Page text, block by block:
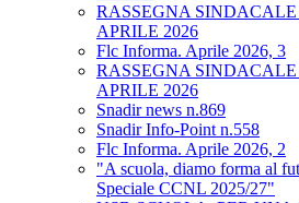
RASSEGNA
APRILE 2026
Flc Informa. Aprile 2026, 3
RASSEGNA
APRILE 2026
Snadir news n.869
Snadir Info-Point n.558
Flc Informa. Aprile 2026, 2
"A scuola, diamo forma al
Speciale CCNL 2025/27"